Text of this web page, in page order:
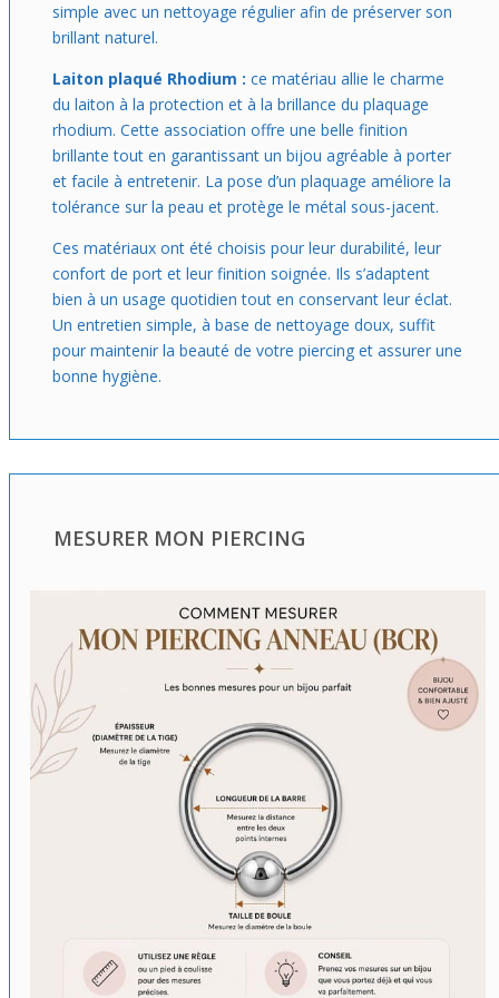
simple avec un nettoyage régulier afin de préserver son
brillant naturel.
Laiton plaqué Rhodium : ce matériau allie le charme
du laiton à la protection et à la brillance du plaquage
rhodium. Cette association offre une belle finition
brillante tout en garantissant un bijou agréable à porter
et facile à entretenir. La pose d’un plaquage améliore la
tolérance sur la peau et protège le métal sous-jacent.
Ces matériaux ont été choisis pour leur durabilité, leur
confort de port et leur finition soignée. Ils s’adaptent
bien à un usage quotidien tout en conservant leur éclat.
Un entretien simple, à base de nettoyage doux, suffit
pour maintenir la beauté de votre piercing et assurer une
bonne hygiène.
MESURER MON PIERCING